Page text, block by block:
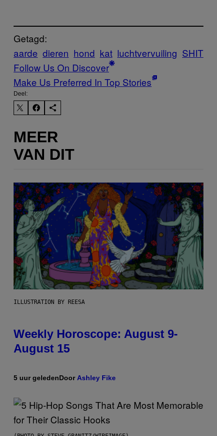
Getagd:
aarde dieren hond kat luchtvervuiling SHIT
Follow Us On Discover
Make Us Preferred In Top Stories
Deel:
MEER
VAN DIT
ILLUSTRATION BY REESA
Weekly Horoscope: August 9-
August 15
5 uur geledenDoorAshley Fike